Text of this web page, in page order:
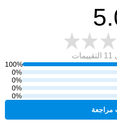
100%
0%
0%
0%
0%
التقييمات
مراجعة